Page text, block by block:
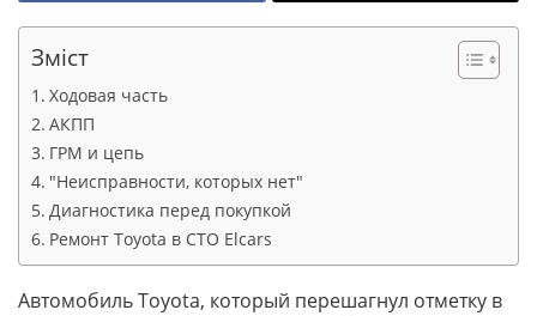
Зміст
Ходовая часть
АКПП
ГРМ и цепь
"Неисправности, которых нет"
Диагностика перед покупкой
Ремонт Toyota в СТО Elcars
Автомобиль Toyota, который перешагнул отметку в